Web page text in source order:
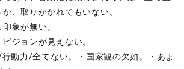
、取りかかれてもいない。
象が無い。
ジョンが見えない。
動力/全てない。・国家観の欠如。・あま